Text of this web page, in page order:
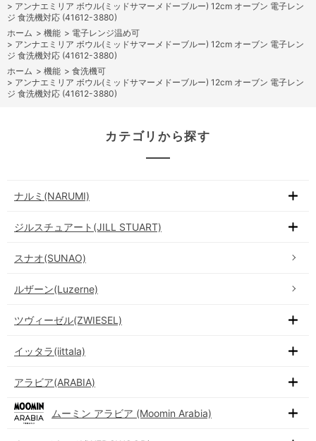
> アンナエミリア ボウル(ミッドサマーメドーブルー) 12cm オーブン 電子レン
ジ 食洗機対応 (41612-3880)
ホーム > 機能 > 電子レンジ温め可
> アンナエミリア ボウル(ミッドサマーメドーブルー) 12cm オーブン 電子レン
ジ 食洗機対応 (41612-3880)
ホーム > 機能 > 食洗機可
> アンナエミリア ボウル(ミッドサマーメドーブルー) 12cm オーブン 電子レン
ジ 食洗機対応 (41612-3880)
カテゴリから探す
ナルミ(NARUMI)
ジルスチュアート(JILL STUART)
スナオ(SUNAO)
ルザーン(Luzerne)
ツヴィーゼル(ZWIESEL)
イッタラ(iittala)
アラビア(ARABIA)
ムーミン アラビア (Moomin Arabia)